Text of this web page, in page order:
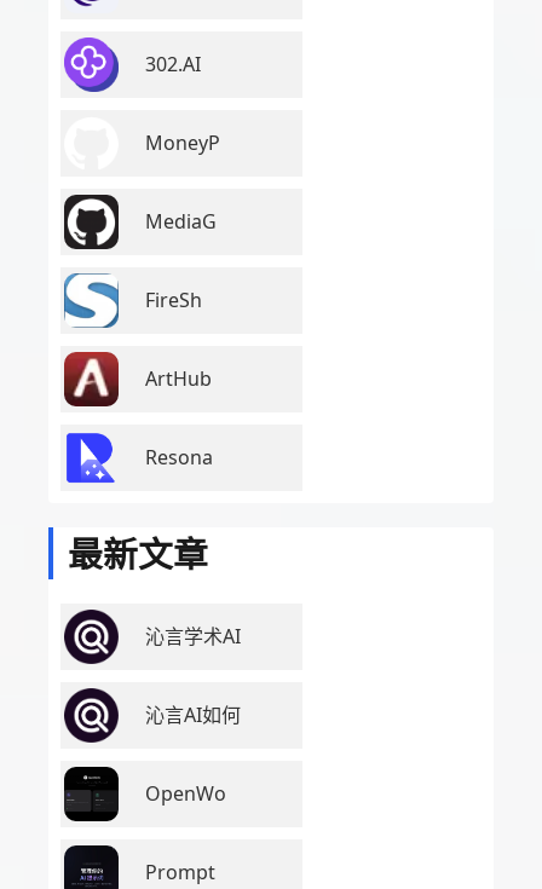
302.AI
MoneyP
MediaG
FireSh
ArtHub
Resona
最新文章
沁言学术AI
沁言AI如何
OpenWo
Prompt